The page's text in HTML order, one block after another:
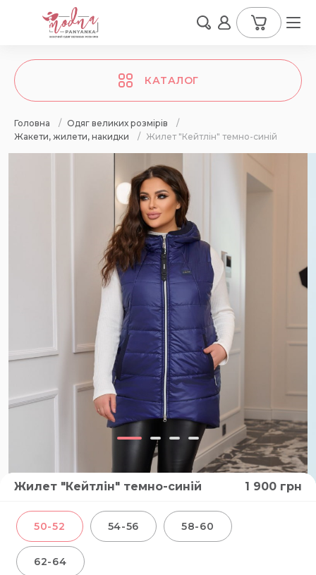
КАТАЛОГ
Головна / Одяг великих розмірів
/
Жакети, жилети, накидки
/ Жилет "Кейтлін" темно-синій
Жилет "Кейтлін" темно-синій 1 900 грн
50-52 54-56 58-60
62-64